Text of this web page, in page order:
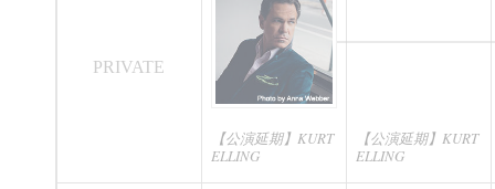
PRIVATE
【公演延期】KURT
ELLING
【公演延期】KURT
ELLING